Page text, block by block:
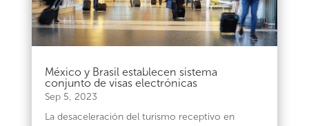
México y Brasil establecen sistema
conjunto de visas electrónicas
Sep 5, 2023
La desaceleración del turismo receptivo en